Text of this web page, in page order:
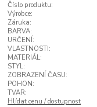
Číslo produktu:
Výrobce:
Záruka:
BARVA:
URČENÍ:
VLASTNOSTI:
MATERIÁL:
STYL:
ZOBRAZENÍ ČASU:
POHON:
TVAR:
Hlídat cenu / dostupnost